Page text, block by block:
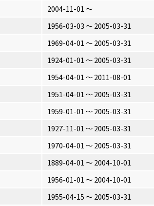
2004-11-01 〜
1956-03-03 〜 2005-03-31
1969-04-01 〜 2005-03-31
1924-01-01 〜 2005-03-31
1954-04-01 〜 2011-08-01
1951-04-01 〜 2005-03-31
1959-01-01 〜 2005-03-31
1927-11-01 〜 2005-03-31
1970-04-01 〜 2005-03-31
1889-04-01 〜 2004-10-01
1956-01-01 〜 2004-10-01
1955-04-15 〜 2005-03-31